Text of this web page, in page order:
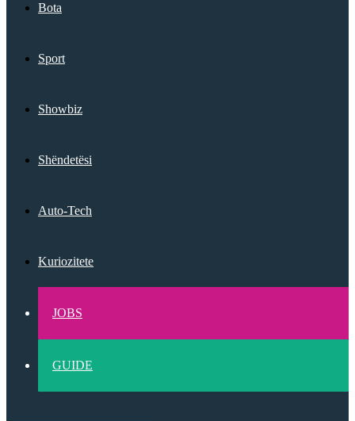
Bota
Sport
Showbiz
Shëndetësi
Auto-Tech
Kuriozitete
JOBS
GUIDE